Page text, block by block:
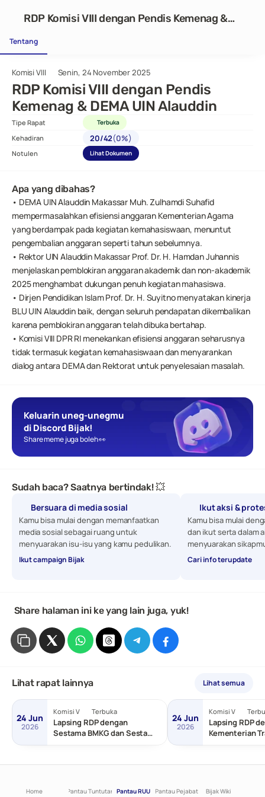
Komisi VIII Senin, 24 November 2025
RDP Komisi VIII dengan Pendis
Kemenag & DEMA UIN Alauddin
Tipe Rapat Terbuka
Kehadiran 20/42(0%)
Notulen Lihat Dokumen
Apa yang dibahas?
• DEMA UIN Alauddin Makassar Muh. Zulhamdi Suhafid
mempermasalahkan efisiensi anggaran Kementerian Agama
yang berdampak pada kegiatan kemahasiswaan, menuntut
pengembalian anggaran seperti tahun sebelumnya.
• Rektor UIN Alauddin Makassar Prof. Dr. H. Hamdan Juhannis
menjelaskan pemblokiran anggaran akademik dan non-akademik
2025 menghambat dukungan penuh kegiatan mahasiswa.
• Dirjen Pendidikan Islam Prof. Dr. H. Suyitno menyatakan kinerja
BLU UIN Alauddin baik, dengan seluruh pendapatan dikembalikan
karena pemblokiran anggaran telah dibuka bertahap.
• Komisi VIII DPR RI menekankan efisiensi anggaran seharusnya
tidak termasuk kegiatan kemahasiswaan dan menyarankan
dialog antara DEMA dan Rektorat untuk penyelesaian masalah.
Keluarin uneg-unegmu
di Discord Bijak!
Share meme juga boleh 👀
Sudah baca? Saatnya bertindak! 💥
Bersuara di media sosial
Kamu bisa mulai dengan memanfaatkan
media sosial sebagai ruang untuk
menyuarakan isu-isu yang kamu pedulikan.
Ikut campaign Bijak
Ikut aksi &
Kamu bisa mulai
dan ikut serta dalam
menyuarakan
Cari info terupdate
Share halaman ini ke yang lain juga, yuk!
Lihat rapat lainnya Lihat semua
24 Jun
2026
Komisi V Terbuka
Lapsing RDP dengan
Sestama BMKG dan Sestama
24 Jun
2026
Komisi V
Lapsing RDP
Kementerian
RDP Komisi VIII dengan Pendis Kemenag &
Tentang
Home Pantau Tuntutan Pantau RUU Pantau Pejabat Bijak Wiki